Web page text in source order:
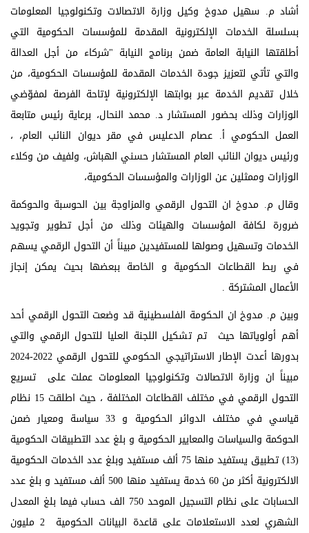
أشاد م. سهيل مدوخ وكيل وزارة الاتصالات وتكنولوجيا المعلومات
بسلسلة الخدمات الإلكترونية المقدمة للمؤسسات الحكومية التي
أطلقتها النيابة العامة ضمن برنامج النيابة "شركاء من أجل العدالة
والتي تأتي لتعزيز جودة الخدمات المقدمة للمؤسسات الحكومية، من
خلال تقديم الخدمة عبر بوابتها الإلكترونية لإتاحة الفرصة لمفوّضي
الوزارات وذلك بحضور المستشار د. محمد النحال، برعاية رئيس متابعة
العمل الحكومي أ. عصام الدعليس في مقر ديوان النائب العام، ،
ورئيس ديوان النائب العام المستشار حسني الهباش، ولفيف من وكلاء
الوزارات وممثلين عن الوزارات والمؤسسات الحكومية،
وقال م. مدوخ ان التحول الرقمي والمزاوجة بين الحوسبة والحوكمة
ضرورة لكافة المؤسسات والهيئات وذلك من أجل تطوير وتجويد
الخدمات وتسهيل وصولها للمستفيدين مبيناً أن التحول الرقمي يسهم
في ربط القطاعات الحكومية و الخاصة ببعضها بحيث يمكن إنجاز
الأعمال المشتركة .
وبين م. مدوخ ان الحكومة الفلسطينية قد وضعت التحول الرقمي أحد
أهم أولوياتها حيث تم تشكيل اللجنة العليا للتحول الرقمي والتي
بدورها أعدت الإطار الاستراتيجي الحكومي للتحول الرقمي 2022-2024
مبيناً ان وزارة الاتصالات وتكنولوجيا المعلومات عملت على تسريع
التحول الرقمي في مختلف القطاعات المختلفة ، حيث اطلقت 15 نظام
قياسي في مختلف الدوائر الحكومية و 33 سياسة ومعيار ضمن
الحوكمة والسياسات والمعايير الحكومية و بلغ عدد التطبيقات الحكومية
(13) تطبيق يستفيد منها 75 ألف مستفيد وبلغ عدد الخدمات الحكومية
الالكترونية أكثر من 60 خدمة يستفيد منها 500 ألف مستفيد و بلغ عدد
الحسابات على نظام التسجيل الموحد 750 الف حساب فيما بلغ المعدل
الشهري لعدد الاستعلامات على قاعدة البيانات الحكومية 2 مليون